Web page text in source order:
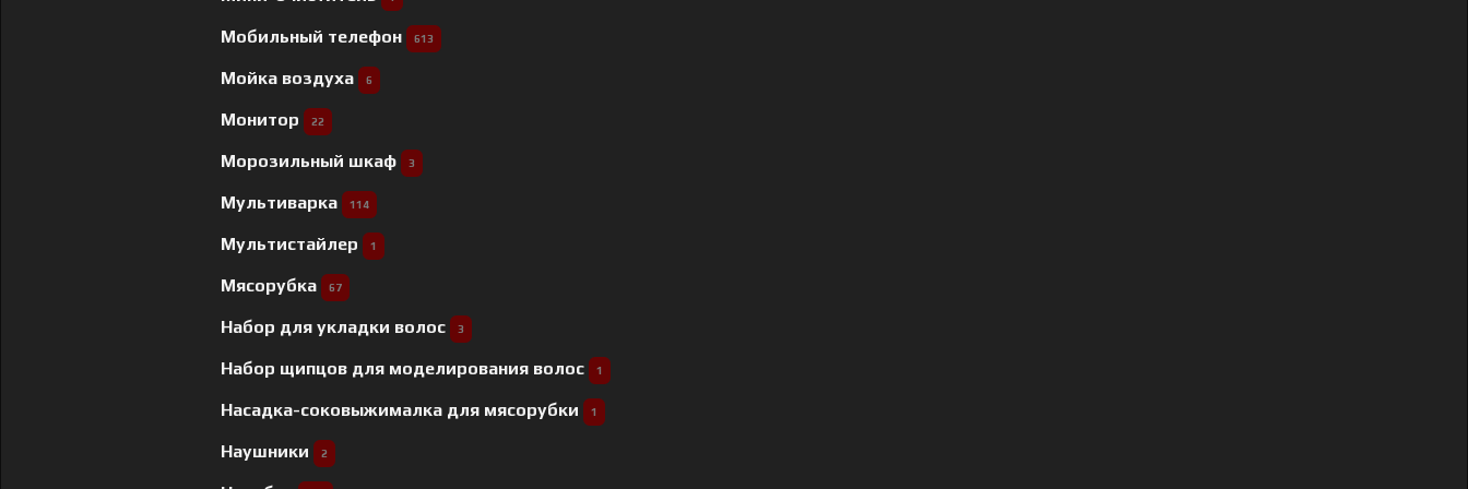
Мобильный телефон 613
Мойка воздуха 6
Монитор 22
Морозильный шкаф 3
Мультиварка 114
Мультистайлер 1
Мясорубка 67
Набор для укладки волос 3
Набор щипцов для моделирования волос 1
Насадка-соковыжималка для мясорубки 1
Наушники 2